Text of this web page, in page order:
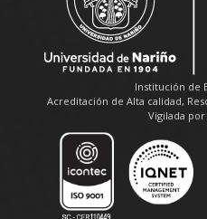
Institución de
Acreditación de Alta calidad,
Vigilada por